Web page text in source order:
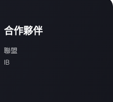
合作夥伴
聯盟
IB